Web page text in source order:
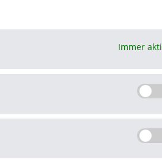
Immer
Job-
Mit dem Klick auf "Job-